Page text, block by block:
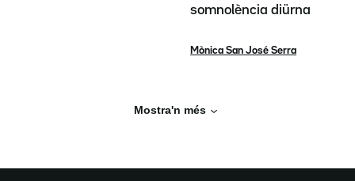
somnolència diürna
Mònica San José Serra
Mostra'n més